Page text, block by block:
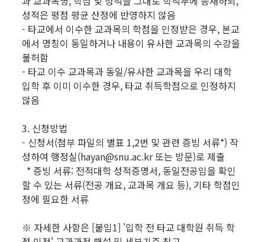
성적은 평점 평균 산정에 반영하지 않음
- 타교에서 이수한 교과목의 학점을 인정받은 경우, 본교
에서 명칭이 동일하거나 내용이 유사한 교과목의 수강을
불허함
- 타교 이수 교과목과 동일/유사한 교과목을 우리 대학
입학 후 이미 이수한 경우, 타교 취득학점으로 인정하지
않음
3. 신청방법
- 신청서(첨부 파일의 별표 1,2번 및 관련 증빙 서류*) 작
성하여 행정실(hayan@snu.ac.kr 또는 방문)로 제출
* 증빙 서류: 전적대학 성적증명서, 동일전공임을 확인
할 수 있는 서류(전공 개요, 교과목 개요 등), 기타 학점인
정에 필요한 서류
※ 자세한 사항은 [붙임1] '입학 전 타교 대학원 취득 학